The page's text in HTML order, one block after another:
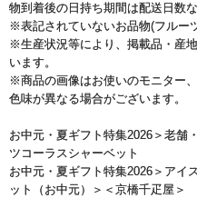
物到着後の日持ち期間は配送日数
※表記されていないお品物(フルー
※生産状況等により、掲載品・産
います。
※商品の画像はお使いのモニター
色味が異なる場合がございます。
お中元・夏ギフト特集2026 ＞ 老舗
ツコーラスシャーベット
お中元・夏ギフト特集2026 ＞ アイ
ット（お中元）
＞＜京橋千疋屋＞